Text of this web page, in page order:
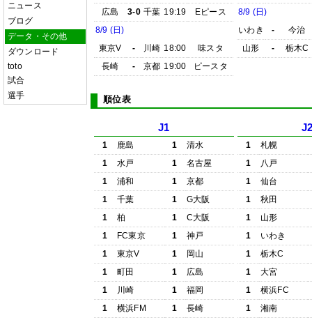
ニュース
ブログ
データ・その他
ダウンロード
toto
試合
選手
広島
3-0 千葉 19:19
Eピース
8/9 (日)
東京V
- 川崎 18:00
味スタ
長崎
- 京都 19:00 ピースタ
8/9 (日)
いわき
-
今治
山形
- 栃木C
順位表
J1
1 鹿島 1
清水
1
水戸 1
名古屋
1
浦和 1
京都
1
千葉 1
G大阪
1
柏 1
C大阪
1
FC東京 1
神戸
1
東京V 1
岡山
1
町田 1
広島
1
川崎 1
福岡
1
横浜FM 1 長崎
1
札幌
1
八戸
1
仙台
1
秋田
1
山形
1
いわき
1
栃木C
1
大宮
1
横浜FC
1
湘南